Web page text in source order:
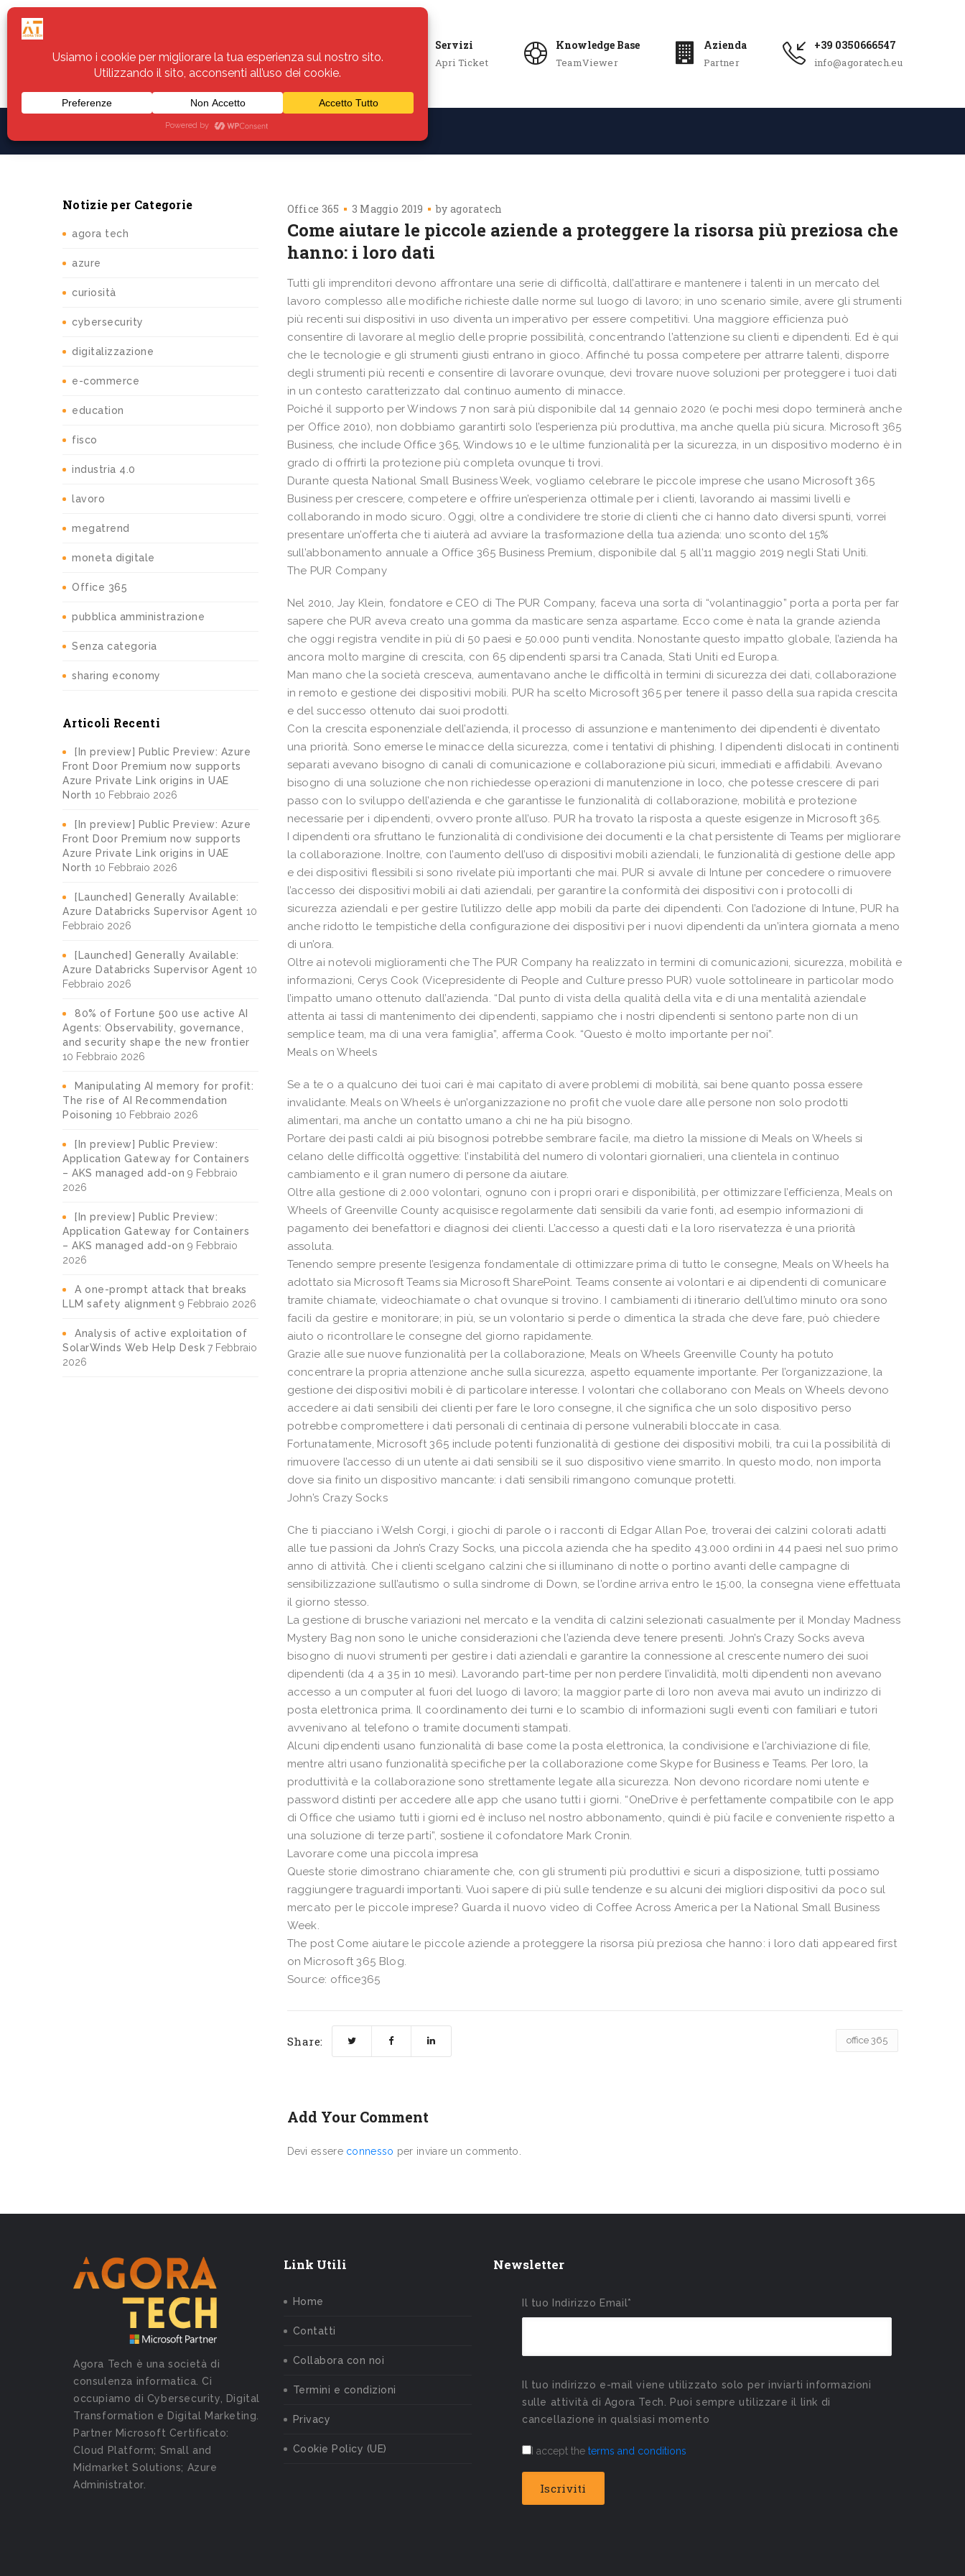
Servizi
Apri Ticket
Knowledge Base
TeamViewer
Azienda
Partner
+39 0350666547
info@agoratech.eu
Assistenza
Notizie per Categorie
agora tech
azure
curiosità
cybersecurity
digitalizzazione
e-commerce
education
fisco
industria 4.0
lavoro
megatrend
moneta digitale
Office 365
pubblica amministrazione
Senza categoria
sharing economy
Articoli Recenti
[In preview] Public Preview: Azure
Front Door Premium now supports
Azure Private Link origins in UAE
North 10 Febbraio 2026
[In preview] Public Preview: Azure
Front Door Premium now supports
Azure Private Link origins in UAE
North 10 Febbraio 2026
[Launched] Generally Available:
Azure Databricks Supervisor Agent 10
Febbraio 2026
[Launched] Generally Available:
Azure Databricks Supervisor Agent 10
Febbraio 2026
80% of Fortune 500 use active AI
Agents: Observability, governance,
and security shape the new frontier
10 Febbraio 2026
Manipulating AI memory for profit:
The rise of AI Recommendation
Poisoning 10 Febbraio 2026
[In preview] Public Preview:
Application Gateway for Containers
– AKS managed add-on 9 Febbraio
2026
[In preview] Public Preview:
Application Gateway for Containers
– AKS managed add-on 9 Febbraio
2026
A one-prompt attack that breaks
LLM safety alignment 9 Febbraio 2026
Analysis of active exploitation of
SolarWinds Web Help Desk 7 Febbraio
2026
Office 365 3 Maggio 2019 by agoratech
Come aiutare le piccole aziende a proteggere la risorsa più preziosa che
hanno: i loro dati
Tutti gli imprenditori devono affrontare una serie di difficoltà, dall’attirare e mantenere i talenti in un mercato del
lavoro complesso alle modifiche richieste dalle norme sul luogo di lavoro; in uno scenario simile, avere gli strumenti
più recenti sui dispositivi in uso diventa un imperativo per essere competitivi. Una maggiore efficienza può
consentire di lavorare al meglio delle proprie possibilità, concentrando l’attenzione su clienti e dipendenti. Ed è qui
che le tecnologie e gli strumenti giusti entrano in gioco. Affinché tu possa competere per attrarre talenti, disporre
degli strumenti più recenti e consentire di lavorare ovunque, devi trovare nuove soluzioni per proteggere i tuoi dati
in un contesto caratterizzato dal continuo aumento di minacce.
Poiché il supporto per Windows 7 non sarà più disponibile dal 14 gennaio 2020 (e pochi mesi dopo terminerà anche
per Office 2010), non dobbiamo garantirti solo l’esperienza più produttiva, ma anche quella più sicura. Microsoft 365
Business, che include Office 365, Windows 10 e le ultime funzionalità per la sicurezza, in un dispositivo moderno è in
grado di offrirti la protezione più completa ovunque ti trovi.
Durante questa National Small Business Week, vogliamo celebrare le piccole imprese che usano Microsoft 365
Business per crescere, competere e offrire un’esperienza ottimale per i clienti, lavorando ai massimi livelli e
collaborando in modo sicuro. Oggi, oltre a condividere tre storie di clienti che ci hanno dato diversi spunti, vorrei
presentare un’offerta che ti aiuterà ad avviare la trasformazione della tua azienda: uno sconto del 15%
sull’abbonamento annuale a Office 365 Business Premium, disponibile dal 5 all’11 maggio 2019 negli Stati Uniti.
The PUR Company
Nel 2010, Jay Klein, fondatore e CEO di The PUR Company, faceva una sorta di “volantinaggio” porta a porta per far
sapere che PUR aveva creato una gomma da masticare senza aspartame. Ecco come è nata la grande azienda
che oggi registra vendite in più di 50 paesi e 50.000 punti vendita. Nonostante questo impatto globale, l’azienda ha
ancora molto margine di crescita, con 65 dipendenti sparsi tra Canada, Stati Uniti ed Europa.
Man mano che la società cresceva, aumentavano anche le difficoltà in termini di sicurezza dei dati, collaborazione
in remoto e gestione dei dispositivi mobili. PUR ha scelto Microsoft 365 per tenere il passo della sua rapida crescita
e del successo ottenuto dai suoi prodotti.
Con la crescita esponenziale dell’azienda, il processo di assunzione e mantenimento dei dipendenti è diventato
una priorità. Sono emerse le minacce della sicurezza, come i tentativi di phishing. I dipendenti dislocati in continenti
separati avevano bisogno di canali di comunicazione e collaborazione più sicuri, immediati e affidabili. Avevano
bisogno di una soluzione che non richiedesse operazioni di manutenzione in loco, che potesse crescere di pari
passo con lo sviluppo dell’azienda e che garantisse le funzionalità di collaborazione, mobilità e protezione
necessarie per i dipendenti, ovvero pronte all’uso. PUR ha trovato la risposta a queste esigenze in Microsoft 365.
I dipendenti ora sfruttano le funzionalità di condivisione dei documenti e la chat persistente di Teams per migliorare
la collaborazione. Inoltre, con l’aumento dell’uso di dispositivi mobili aziendali, le funzionalità di gestione delle app
e dei dispositivi flessibili si sono rivelate più importanti che mai. PUR si avvale di Intune per concedere o rimuovere
l’accesso dei dispositivi mobili ai dati aziendali, per garantire la conformità dei dispositivi con i protocolli di
sicurezza aziendali e per gestire l’utilizzo delle app mobili da parte dei dipendenti. Con l’adozione di Intune, PUR ha
anche ridotto le tempistiche della configurazione dei dispositivi per i nuovi dipendenti da un’intera giornata a meno
di un’ora.
Oltre ai notevoli miglioramenti che The PUR Company ha realizzato in termini di comunicazioni, sicurezza, mobilità e
informazioni, Cerys Cook (Vicepresidente di People and Culture presso PUR) vuole sottolineare in particolar modo
l’impatto umano ottenuto dall’azienda. “Dal punto di vista della qualità della vita e di una mentalità aziendale
attenta ai tassi di mantenimento dei dipendenti, sappiamo che i nostri dipendenti si sentono parte non di un
semplice team, ma di una vera famiglia”, afferma Cook. “Questo è molto importante per noi”.
Meals on Wheels
Se a te o a qualcuno dei tuoi cari è mai capitato di avere problemi di mobilità, sai bene quanto possa essere
invalidante. Meals on Wheels è un’organizzazione no profit che vuole dare alle persone non solo prodotti
alimentari, ma anche un contatto umano a chi ne ha più bisogno.
Portare dei pasti caldi ai più bisognosi potrebbe sembrare facile, ma dietro la missione di Meals on Wheels si
celano delle difficoltà oggettive: l’instabilità del numero di volontari giornalieri, una clientela in continuo
cambiamento e il gran numero di persone da aiutare.
Oltre alla gestione di 2.000 volontari, ognuno con i propri orari e disponibilità, per ottimizzare l’efficienza, Meals on
Wheels of Greenville County acquisisce regolarmente dati sensibili da varie fonti, ad esempio informazioni di
pagamento dei benefattori e diagnosi dei clienti. L’accesso a questi dati e la loro riservatezza è una priorità
assoluta.
Tenendo sempre presente l’esigenza fondamentale di ottimizzare prima di tutto le consegne, Meals on Wheels ha
adottato sia Microsoft Teams sia Microsoft SharePoint. Teams consente ai volontari e ai dipendenti di comunicare
tramite chiamate, videochiamate o chat ovunque si trovino. I cambiamenti di itinerario dell’ultimo minuto ora sono
facili da gestire e monitorare; in più, se un volontario si perde o dimentica la strada che deve fare, può chiedere
aiuto o ricontrollare le consegne del giorno rapidamente.
Grazie alle sue nuove funzionalità per la collaborazione, Meals on Wheels Greenville County ha potuto
concentrare la propria attenzione anche sulla sicurezza, aspetto equamente importante. Per l’organizzazione, la
gestione dei dispositivi mobili è di particolare interesse. I volontari che collaborano con Meals on Wheels devono
accedere ai dati sensibili dei clienti per fare le loro consegne, il che significa che un solo dispositivo perso
potrebbe compromettere i dati personali di centinaia di persone vulnerabili bloccate in casa.
Fortunatamente, Microsoft 365 include potenti funzionalità di gestione dei dispositivi mobili, tra cui la possibilità di
rimuovere l’accesso di un utente ai dati sensibili se il suo dispositivo viene smarrito. In questo modo, non importa
dove sia finito un dispositivo mancante: i dati sensibili rimangono comunque protetti.
John’s Crazy Socks
Che ti piacciano i Welsh Corgi, i giochi di parole o i racconti di Edgar Allan Poe, troverai dei calzini colorati adatti
alle tue passioni da John’s Crazy Socks, una piccola azienda che ha spedito 43.000 ordini in 44 paesi nel suo primo
anno di attività. Che i clienti scelgano calzini che si illuminano di notte o portino avanti delle campagne di
sensibilizzazione sull’autismo o sulla sindrome di Down, se l’ordine arriva entro le 15:00, la consegna viene effettuata
il giorno stesso.
La gestione di brusche variazioni nel mercato e la vendita di calzini selezionati casualmente per il Monday Madness
Mystery Bag non sono le uniche considerazioni che l’azienda deve tenere presenti. John’s Crazy Socks aveva
bisogno di nuovi strumenti per gestire i dati aziendali e garantire la connessione al crescente numero dei suoi
dipendenti (da 4 a 35 in 10 mesi). Lavorando part-time per non perdere l’invalidità, molti dipendenti non avevano
accesso a un computer al fuori del luogo di lavoro; la maggior parte di loro non aveva mai avuto un indirizzo di
posta elettronica prima. Il coordinamento dei turni e lo scambio di informazioni sugli eventi con familiari e tutori
avvenivano al telefono o tramite documenti stampati.
Alcuni dipendenti usano funzionalità di base come la posta elettronica, la condivisione e l’archiviazione di file,
mentre altri usano funzionalità specifiche per la collaborazione come Skype for Business e Teams. Per loro, la
produttività e la collaborazione sono strettamente legate alla sicurezza. Non devono ricordare nomi utente e
password distinti per accedere alle app che usano tutti i giorni. “OneDrive è perfettamente compatibile con le app
di Office che usiamo tutti i giorni ed è incluso nel nostro abbonamento, quindi è più facile e conveniente rispetto a
una soluzione di terze parti”, sostiene il cofondatore Mark Cronin.
Lavorare come una piccola impresa
Queste storie dimostrano chiaramente che, con gli strumenti più produttivi e sicuri a disposizione, tutti possiamo
raggiungere traguardi importanti. Vuoi sapere di più sulle tendenze e su alcuni dei migliori dispositivi da poco sul
mercato per le piccole imprese? Guarda il nuovo video di Coffee Across America per la National Small Business
Week.
The post Come aiutare le piccole aziende a proteggere la risorsa più preziosa che hanno: i loro dati appeared first
on Microsoft 365 Blog.
Source: office365
Share: office 365
Add Your Comment
Devi essere connesso per inviare un commento.
Agora Tech è una società di
consulenza informatica. Ci
occupiamo di Cybersecurity, Digital
Transformation e Digital Marketing.
Partner Microsoft Certificato:
Cloud Platform; Small and
Midmarket Solutions; Azure
Administrator.
Link Utili
Home
Contatti
Collabora con noi
Termini e condizioni
Privacy
Cookie Policy (UE)
Newsletter
Il tuo Indirizzo Email*
Il tuo indirizzo e-mail viene utilizzato solo per inviarti informazioni
sulle attività di Agora Tech. Puoi sempre utilizzare il link di
cancellazione in qualsiasi momento
I accept the terms and conditions